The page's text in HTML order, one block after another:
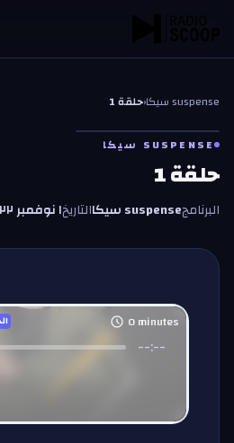
suspense سيكا ‹حلقة 1
SUSPENSE سيكا
حلقة 1
البرنامجsuspense سيكا التاريخ١ نوفمبر ٢٠٢٢
0minutes
--:--